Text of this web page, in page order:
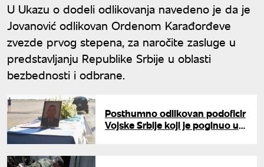
U Ukazu o dodeli odlikovanja navedeno je da je
Jovanović odlikovan Ordenom Karađorđeve
zvezde prvog stepena, za naročite zasluge u
predstavljanju Republike Srbije u oblasti
bezbednosti i odbrane.
Posthumno odlikovan podoficir
Vojske Srbije koji je poginuo u